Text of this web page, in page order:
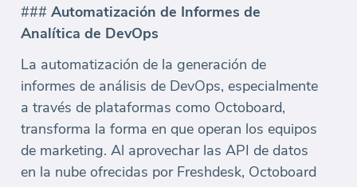
### Automatización de Informes de
Analítica de DevOps
La automatización de la generación de
informes de análisis de DevOps, especialmente
a través de plataformas como Octoboard,
transforma la forma en que operan los equipos
de marketing. Al aprovechar las API de datos
en la nube ofrecidas por Freshdesk, Octoboard